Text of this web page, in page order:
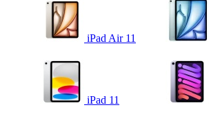
iPad Air 11
iPad 11